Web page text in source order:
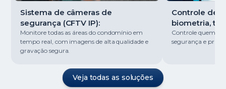
Sistema de câmeras de
segurança (CFTV IP):
Monitore todas as áreas do condomínio em
tempo real, com imagens de alta qualidade e
gravação segura.
Controle de
biometria,
Controle quem
segurança e
Veja todas as soluções